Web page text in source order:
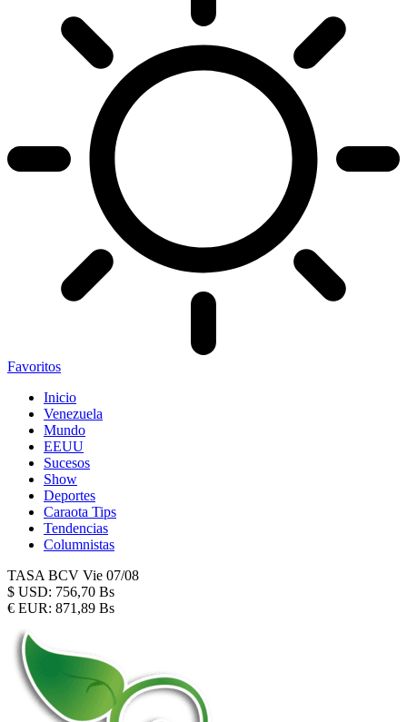
Favoritos
Inicio
Venezuela
Mundo
EEUU
Sucesos
Show
Deportes
Caraota Tips
Tendencias
Columnistas
TASA BCV Vie 07/08
$ USD: 756,70 Bs
€ EUR: 871,89 Bs